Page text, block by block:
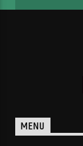
MENU